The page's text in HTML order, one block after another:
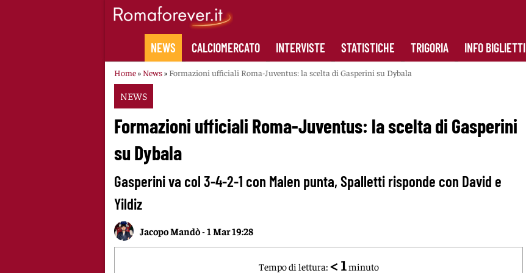
NEWS CALCIOMERCATO INTERVISTE STATISTICHE TRIGORIA INFO BIGLIETTI
Home» News» Formazioni ufficiali Roma-Juventus: la scelta di Gasperini su Dybala
NEWS
Formazioni ufficiali Roma-Juventus: la scelta di Gasperini
su Dybala
Gasperini va col 3-4-2-1 con Malen punta, Spalletti risponde con David e
Yildiz
Jacopo Mandò-1 Mar 19:28
Tempo di lettura: < 1 minuto